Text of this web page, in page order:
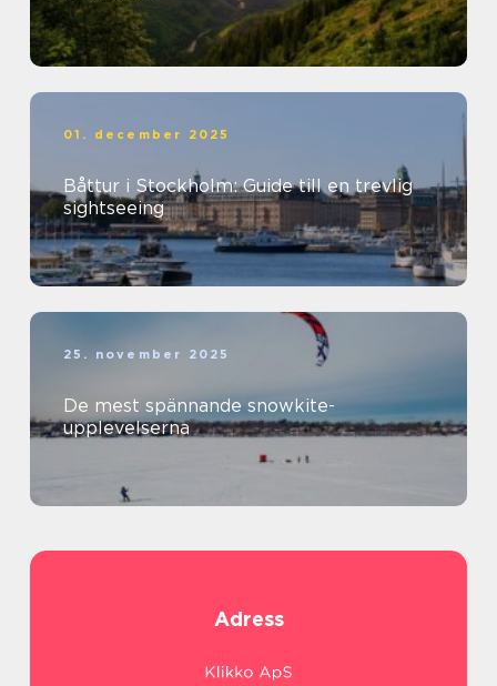
01. december 2025
Båttur i Stockholm: Guide till en trevlig
sightseeing
25. november 2025
De mest spännande snowkite-
upplevelserna
Adress